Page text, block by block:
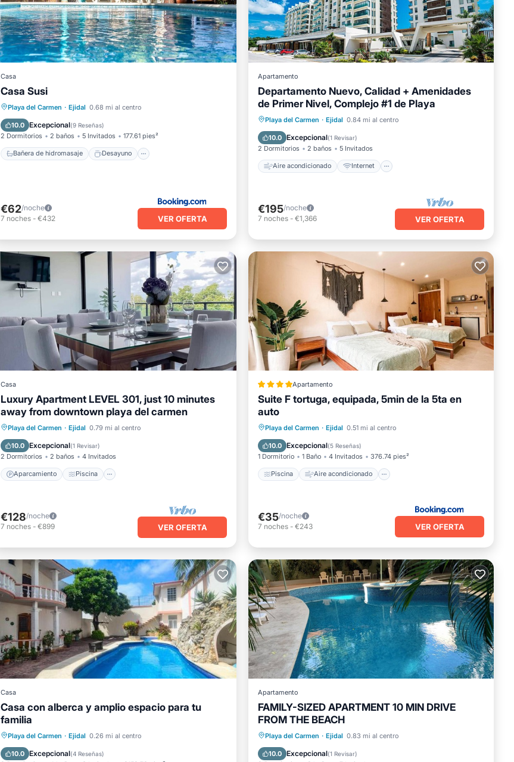
Casa
Casa Susi
Playa del Carmen · Ejidal 0.68 mi al centro
10.0 Excepcional(9 Reseñas)
2 Dormitorios 2 baños 5 Invitados 177.61 pies²
Bañera de hidromasaje Desayuno
Bañera de hidromasaje
Desayuno
Aparcamiento
€62/noche
7 noches - €432 VER OFERTA
Apartamento
Departamento Nuevo, Calidad + Amenidades
de Primer Nivel, Complejo #1 de Playa
Playa del Carmen · Ejidal 0.84 mi al centro
10.0 Excepcional(1 Revisar)
2 Dormitorios 2 baños 5 Invitados
Aire acondicionado Internet
Aire acondicionado
Internet
Apto para niños
€195/noche
7 noches - €1,366 VER OFERTA
Casa
Luxury Apartment LEVEL 301, just 10 minutes
away from downtown playa del carmen
Playa del Carmen · Ejidal 0.79 mi al centro
10.0 Excepcional(1 Revisar)
2 Dormitorios 2 baños 4 Invitados
Aparcamiento Piscina
Aparcamiento Piscina
Balcón/Terraza
€128/noche
7 noches - €899 VER OFERTA
Apartamento
Suite F tortuga, equipada, 5min de la 5ta en
auto
Playa del Carmen · Ejidal 0.51 mi al centro
10.0 Excepcional(5 Reseñas)
1 Dormitorio 1 Baño 4 Invitados 376.74 pies²
Piscina Aire acondicionado
Piscina Aire acondicionado
Apto para niños
€35/noche
7 noches - €243 VER OFERTA
Casa
Casa con alberca y amplio espacio para tu
familia
Playa del Carmen · Ejidal 0.26 mi al centro
10.0 Excepcional(4 Reseñas)
Bañera de hidromasaje
Aparcamiento
Piscina
Balcón/Terraza
Apartamento
FAMILY-SIZED APARTMENT 10 MIN DRIVE
FROM THE BEACH
Playa del Carmen · Ejidal 0.83 mi al centro
10.0 Excepcional(1 Revisar)
Piscina privada
Bañera de hidromasaje
Aparcamiento